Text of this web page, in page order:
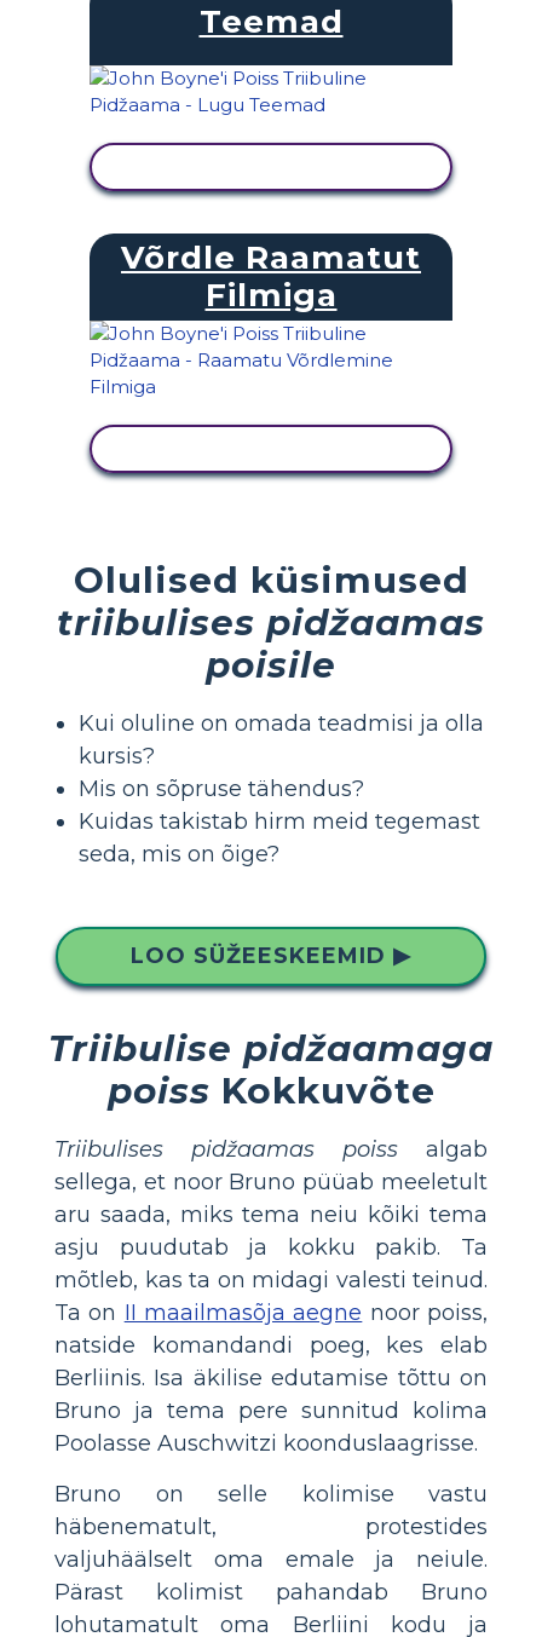
Teemad
Võrdle Raamatut
Filmiga
Olulised küsimused
triibulises pidžaamas
poisile
Kui oluline on omada teadmisi ja olla
kursis?
Mis on sõpruse tähendus?
Kuidas takistab hirm meid tegemast
seda, mis on õige?
LOO SÜŽEESKEEMID ▶
Triibulise pidžaamaga
poiss Kokkuvõte
Triibulises pidžaamas poiss algab
sellega, et noor Bruno püüab meeletult
aru saada, miks tema neiu kõiki tema
asju puudutab ja kokku pakib. Ta
mõtleb, kas ta on midagi valesti teinud.
Ta on II maailmasõja aegne noor poiss,
natside komandandi poeg, kes elab
Berliinis. Isa äkilise edutamise tõttu on
Bruno ja tema pere sunnitud kolima
Poolasse Auschwitzi koonduslaagrisse.
Bruno on selle kolimise vastu
häbenematult, protestides
valjuhäälselt oma emale ja neiule.
Pärast kolimist pahandab Bruno
lohutamatult oma Berliini kodu ja